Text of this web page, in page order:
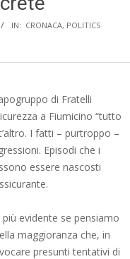
IN: CRONACA, POLITICS
di Fratelli
a Fiumicino “tutto
I fatti – purtroppo –
Episodi che i
essere nascosti
più evidente se pensiamo
maggioranza che, in
presunti tentativi di